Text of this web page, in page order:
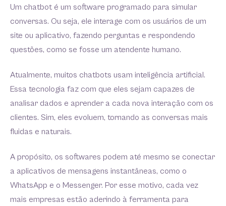
Um chatbot é um software programado para simular
conversas. Ou seja, ele interage com os usuários de um
site ou aplicativo, fazendo perguntas e respondendo
questões, como se fosse um atendente humano.
Atualmente, muitos chatbots usam inteligência artificial.
Essa tecnologia faz com que eles sejam capazes de
analisar dados e aprender a cada nova interação com os
clientes. Sim, eles evoluem, tornando as conversas mais
fluidas e naturais.
A propósito, os softwares podem até mesmo se conectar
a aplicativos de mensagens instantâneas, como o
WhatsApp e o Messenger. Por esse motivo, cada vez
mais empresas estão aderindo à ferramenta para